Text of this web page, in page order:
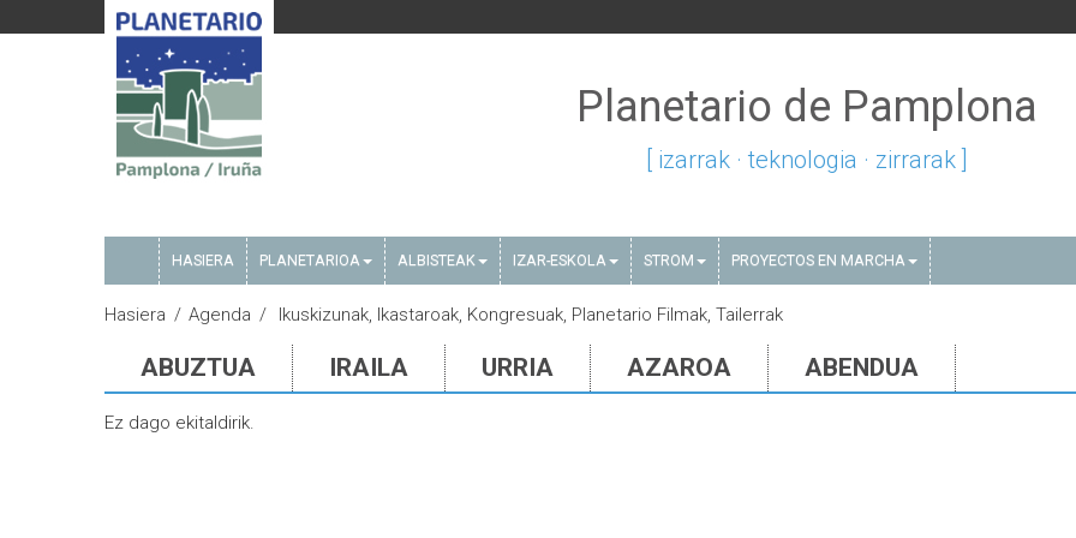
Planetario de Pamplona
[ izarrak · teknologia · zirrarak ]
HASIERA PLANETARIOA ALBISTEAK IZAR-ESKOLA STROM PROYECTOS EN MARCHA
Hasiera Agenda Ikuskizunak, Ikastaroak, Kongresuak, Planetario Filmak, Tailerrak
ABUZTUA IRAILA URRIA AZAROA ABENDUA
Ez dago ekitaldirik.